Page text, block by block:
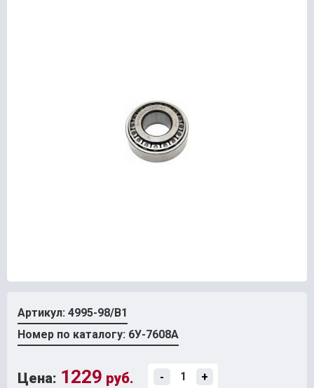
Артикул: 4995-98/В1
Номер по каталогу: 6У-7608А
Цена: 1229 руб. - +